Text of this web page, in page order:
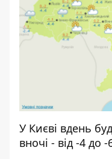
У Києві вдень
вночі - від -4 до